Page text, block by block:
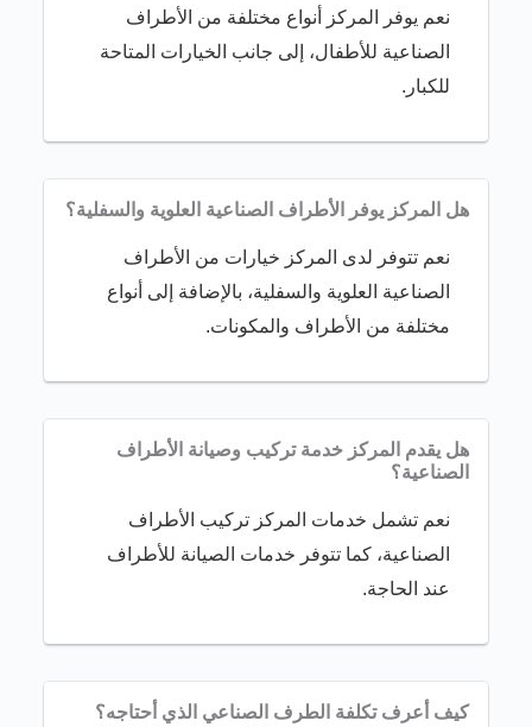
نعم يوفر المركز أنواع مختلفة من الأطراف
الصناعية للأطفال، إلى جانب الخيارات المتاحة
للكبار.
هل المركز يوفر الأطراف الصناعية العلوية والسفلية؟
نعم تتوفر لدى المركز خيارات من الأطراف
الصناعية العلوية والسفلية، بالإضافة إلى أنواع
مختلفة من الأطراف والمكونات.
هل يقدم المركز خدمة تركيب وصيانة الأطراف
الصناعية؟
نعم تشمل خدمات المركز تركيب الأطراف
الصناعية، كما تتوفر خدمات الصيانة للأطراف
عند الحاجة.
كيف أعرف تكلفة الطرف الصناعي الذي أحتاجه؟